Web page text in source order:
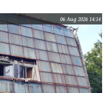
06 Aug 2026 14:14